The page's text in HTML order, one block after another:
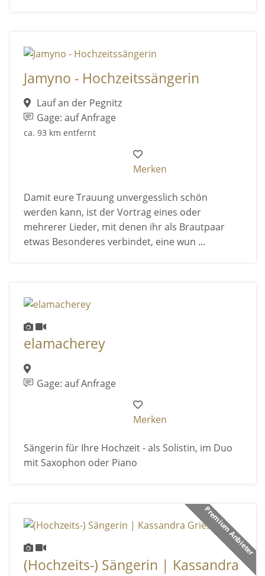
Jamyno - Hochzeitssängerin
Lauf an der Pegnitz
Gage: auf Anfrage
ca. 93 km entfernt
Merken
Damit eure Trauung unvergesslich schön
werden kann, ist der Vortrag eines oder
mehrerer Lieder, mit denen ihr als Brautpaar
etwas Besonderes verbindet, eine wun ...
elamacherey
Gage: auf Anfrage
Merken
Sängerin für Ihre Hochzeit - als Solistin, im Duo
mit Saxophon oder Piano
Premium Anbieter
(Hochzeits-) Sängerin | Kassandra